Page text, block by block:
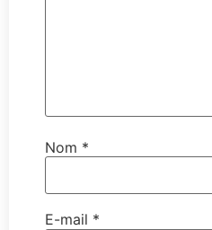
Nom *
E-mail *